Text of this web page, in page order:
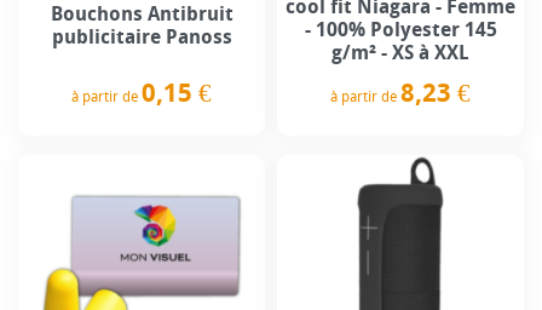
Bouchons Antibruit
publicitaire Panoss
à partir de 0,15 €
cool fit Niagara - Femme
- 100% Polyester 145
g/m² - XS à XXL
à partir de 8,23 €